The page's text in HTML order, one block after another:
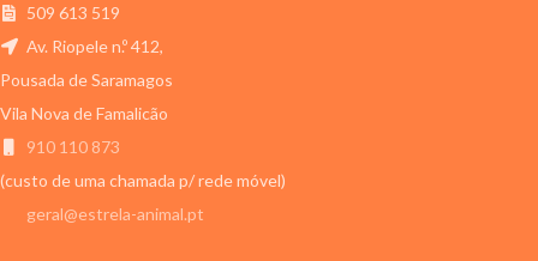
509 613 519
Av. Riopele n.º 412,
Pousada de Saramagos
Vila Nova de Famalicão
910 110 873
(custo de uma chamada p/ rede móvel)
geral@estrela-animal.pt